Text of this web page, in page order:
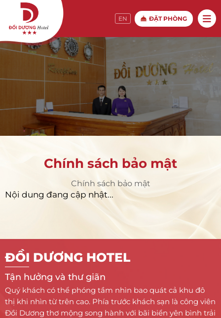
EN ĐẶT PHÒNG
Chính sách bảo mật
Chính sách bảo mật
Nội dung đang cập nhật...
ĐỒI DƯƠNG HOTEL
Tận hưởng và thư giãn
Quý khách có thể phóng tầm nhìn bao quát cả khu đô
thị khi nhìn từ trên cao. Phía trước khách sạn là công viên
Đồi Dương thơ mộng song hành với bãi biển yên bình trải